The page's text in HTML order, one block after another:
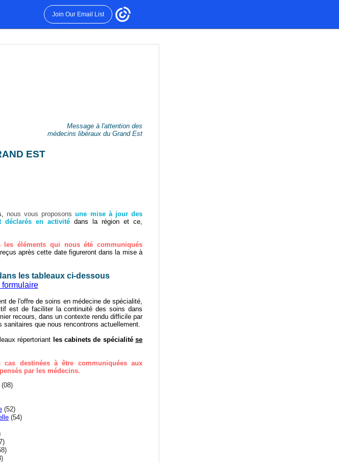
Join Our Email List
Message à l'attention des
médecins libéraux du Grand Est
EST
nous vous proposons une mise à jour des
déclarés en activité dans la région et ce,
éléments qui nous été communiqués
après cette date figureront dans la mise à
les tableaux ci-dessous
de l'offre de soins en médecine de spécialité,
est de faciliter la continuité des soins dans
recours, dans un contexte rendu difficile par
que nous rencontrons actuellement.
répertoriant les cabinets de spécialitése
destinées à être communiquées aux
par les médecins.
(08)
(52)
(54)